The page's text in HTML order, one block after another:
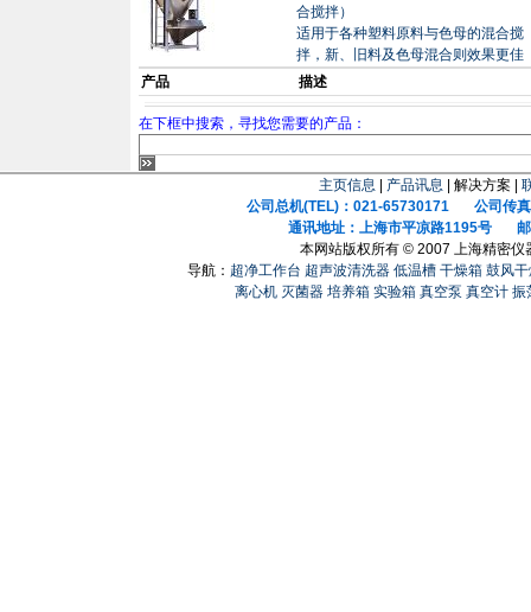
合搅拌）
适用于各种塑料原料与色母的混合搅
拌，新、旧料及色母混合则效果更佳
产品
描述
在下框中搜索，寻找您需要的产品：
主页信息 产品讯息 | 解决方案 |
公司总机(TEL)：021-65730171 公司传真
通讯地址：上海市平凉路1195号 邮
本网站版权所有 © 2007 上海精密仪
导航： 超净工作台 超声波清洗器 低温槽 干燥箱 鼓风
离心机 灭菌器 培养箱 实验箱 真空泵 真空计 振